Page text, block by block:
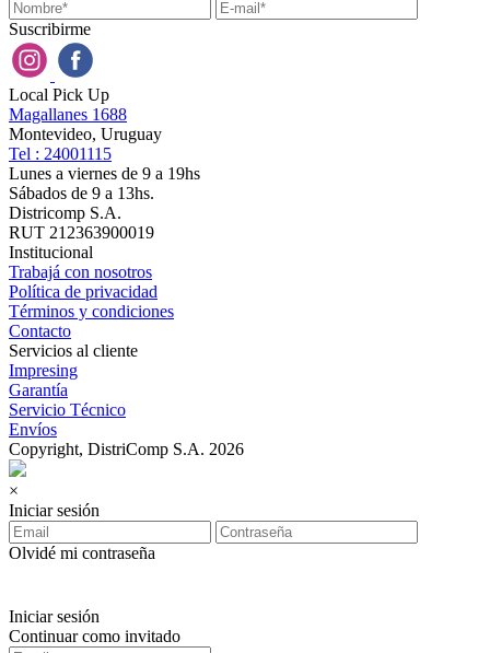
Suscribirme
Local Pick Up
Magallanes 1688
Montevideo, Uruguay
Tel : 24001115
Lunes a viernes de 9 a 19hs
Sábados de 9 a 13hs.
Districomp S.A.
RUT 212363900019
Institucional
Trabajá con nosotros
Política de privacidad
Términos y condiciones
Contacto
Servicios al cliente
Impresing
Garantía
Servicio Técnico
Envíos
Copyright, DistriComp S.A. 2026
×
Iniciar sesión
Olvidé mi contraseña
Iniciar sesión
Continuar como invitado